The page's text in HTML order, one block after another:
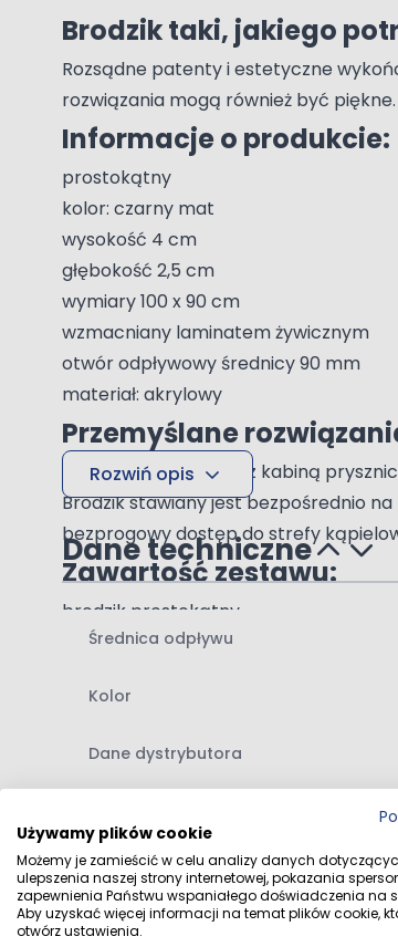
Brodzik taki, jakiego
Rozsądne patenty i estetyczne
rozwiązania mogą również być piękne.
Informacje o produkcie:
prostokątny
kolor: czarny mat
wysokość 4 cm
głębokość 2,5 cm
wymiary 100 x 90 cm
wzmacniany laminatem żywicznym
otwór odpływowy średnicy 90 mm
materiał: akrylowy
Przemyślane
Brodzik w połączeniu z kabiną
Brodzik stawiany jest bezpośrednio
bezprogowy dostęp do strefy
Zawartość zestawu:
brodzik prostokątny
instrukcja montażu brodzika
Rozwiń opis
Dane techniczne
Średnica odpływu
Kolor
Dane dystrybutora
Używamy plików cookie
Możemy je zamieścić w celu analizy danych
ulepszenia naszej strony internetowej, pokazania
zapewnienia Państwu wspaniałego doświadczenia na
Aby uzyskać więcej informacji na temat plików cookie,
otwórz ustawienia.